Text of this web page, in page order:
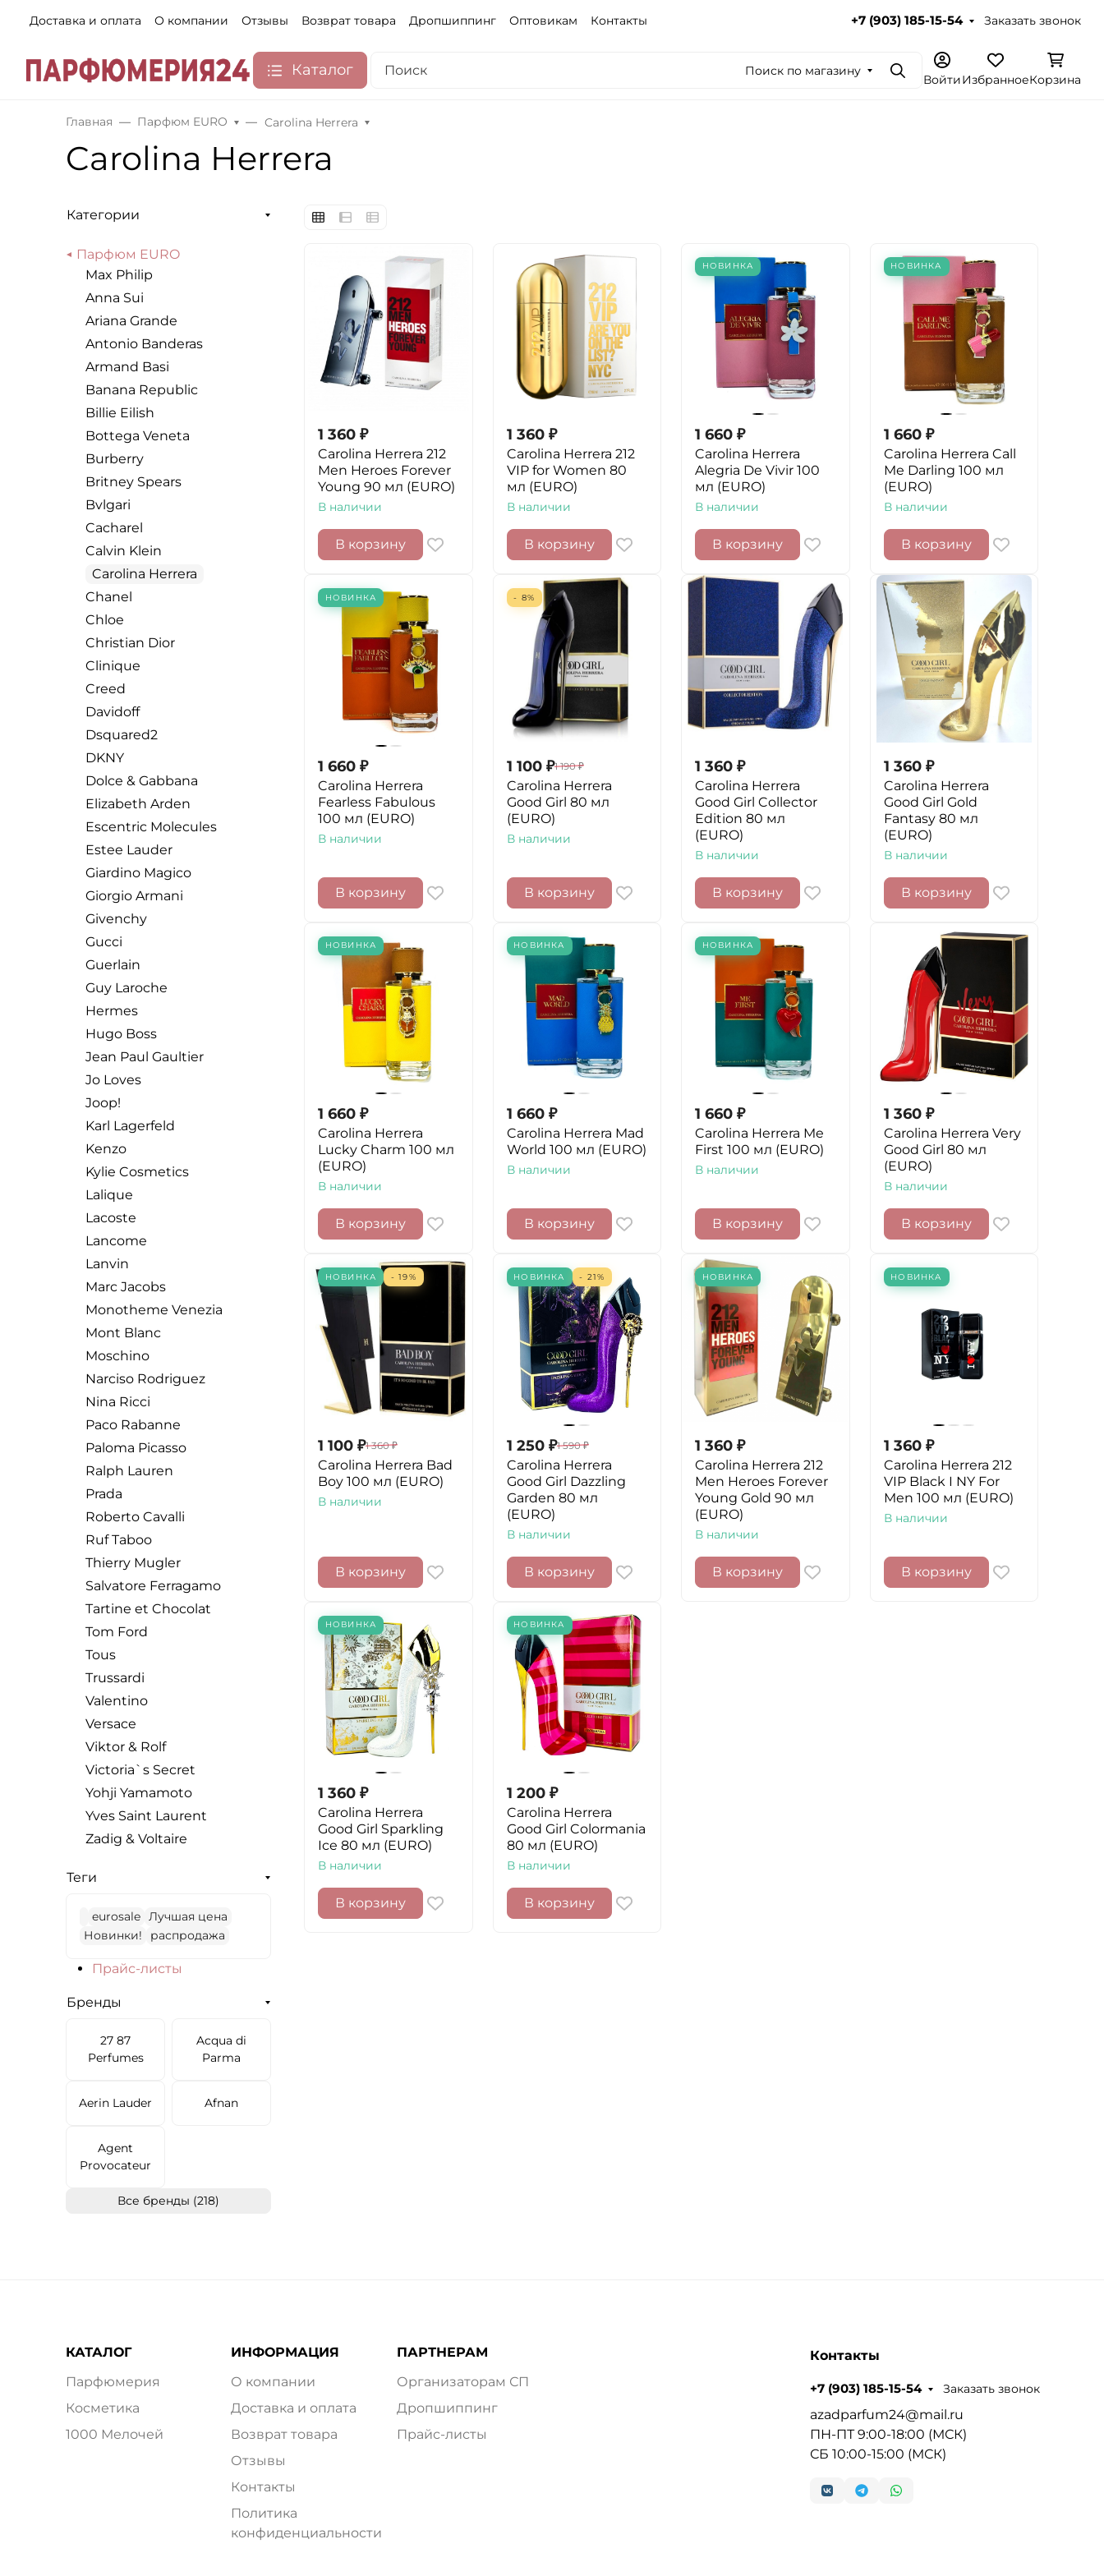
Доставка и оплата О компании Отзывы Возврат товара Дропшиппинг Оптовикам Контакты +7 (903) 185-15-54 Заказать звонок
Каталог Поиск по магазину
ПоискВойтиИзбранноеКорзина
Главная Парфюм EURO Carolina Herrera
Carolina Herrera
Категории
Парфюм EURO
Max Philip
Anna Sui
Ariana Grande
Antonio Banderas
Armand Basi
Banana Republic
Billie Eilish
Bottega Veneta
Burberry
Britney Spears
Bvlgari
Cacharel
Calvin Klein
Carolina Herrera
Chanel
Chloe
Christian Dior
Clinique
Creed
Davidoff
Dsquared2
DKNY
Dolce & Gabbana
Elizabeth Arden
Escentric Molecules
Estee Lauder
Giardino Magico
Giorgio Armani
Givenchy
Gucci
Guerlain
Guy Laroche
Hermes
Hugo Boss
Jean Paul Gaultier
Jo Loves
Joop!
Karl Lagerfeld
Kenzo
Kylie Cosmetics
Lalique
Lacoste
Lancome
Lanvin
Marc Jacobs
Monotheme Venezia
Mont Blanc
Moschino
Narciso Rodriguez
Nina Ricci
Paco Rabanne
Paloma Picasso
Ralph Lauren
Prada
Roberto Cavalli
Ruf Taboo
Thierry Mugler
Salvatore Ferragamo
Tartine et Chocolat
Tom Ford
Tous
Trussardi
Valentino
Versace
Viktor & Rolf
Victoria`s Secret
Yohji Yamamoto
Yves Saint Laurent
Zadig & Voltaire
Теги
eurosale Лучшая цена
Новинки!
распродажа
Прайс-листы
Бренды
27 87
Perfumes
Acqua di
Parma
Aerin Lauder Afnan
Agent
Provocateur
Все бренды (218)
1 360 ₽
Carolina Herrera 212
Men Heroes Forever
Young 90 мл (EURO)
В наличии
В корзину
1 360 ₽
Carolina Herrera 212
VIP for Women 80
мл (EURO)
В наличии
В корзину
НОВИНКА
1 660 ₽
Carolina Herrera
Alegria De Vivir 100
мл (EURO)
В наличии
В корзину
НОВИНКА
1 660 ₽
Carolina Herrera Call
Me Darling 100 мл
(EURO)
В наличии
В корзину
НОВИНКА
1 660 ₽
Carolina Herrera
Fearless Fabulous
100 мл (EURO)
В наличии
В корзину
- 8%
1 100 ₽1 190 ₽
Carolina Herrera
Good Girl 80 мл
(EURO)
В наличии
В корзину
1 360 ₽
Carolina Herrera
Good Girl Collector
Edition 80 мл
(EURO)
В наличии
В корзину
1 360 ₽
Carolina Herrera
Good Girl Gold
Fantasy 80 мл
(EURO)
В наличии
В корзину
НОВИНКА
1 660 ₽
Carolina Herrera
Lucky Charm 100 мл
(EURO)
В наличии
В корзину
НОВИНКА
1 660 ₽
Carolina Herrera Mad
World 100 мл (EURO)
В наличии
В корзину
НОВИНКА
1 660 ₽
Carolina Herrera Me
First 100 мл (EURO)
В наличии
В корзину
1 360 ₽
Carolina Herrera Very
Good Girl 80 мл
(EURO)
В наличии
В корзину
НОВИНКА - 19%
1 100 ₽1 360 ₽
Carolina Herrera Bad
Boy 100 мл (EURO)
В наличии
В корзину
НОВИНКА - 21%
1 250 ₽1 590 ₽
Carolina Herrera
Good Girl Dazzling
Garden 80 мл
(EURO)
В наличии
В корзину
НОВИНКА
1 360 ₽
Carolina Herrera 212
Men Heroes Forever
Young Gold 90 мл
(EURO)
В наличии
В корзину
НОВИНКА
1 360 ₽
Carolina Herrera 212
VIP Black I NY For
Men 100 мл (EURO)
В наличии
В корзину
НОВИНКА
1 360 ₽
Carolina Herrera
Good Girl Sparkling
Ice 80 мл (EURO)
В наличии
В корзину
НОВИНКА
1 200 ₽
Carolina Herrera
Good Girl Colormania
80 мл (EURO)
В наличии
В корзину
КАТАЛОГ
Парфюмерия
Косметика
1000 Мелочей
ИНФОРМАЦИЯ
О компании
Доставка и оплата
Возврат товара
Отзывы
Контакты
Политика
конфиденциальности
ПАРТНЕРАМ
Организаторам СП
Дропшиппинг
Прайс-листы
Контакты
+7 (903) 185-15-54 Заказать звонок
azadparfum24@mail.ru
ПН-ПТ 9:00-18:00 (МСК)
СБ 10:00-15:00 (МСК)